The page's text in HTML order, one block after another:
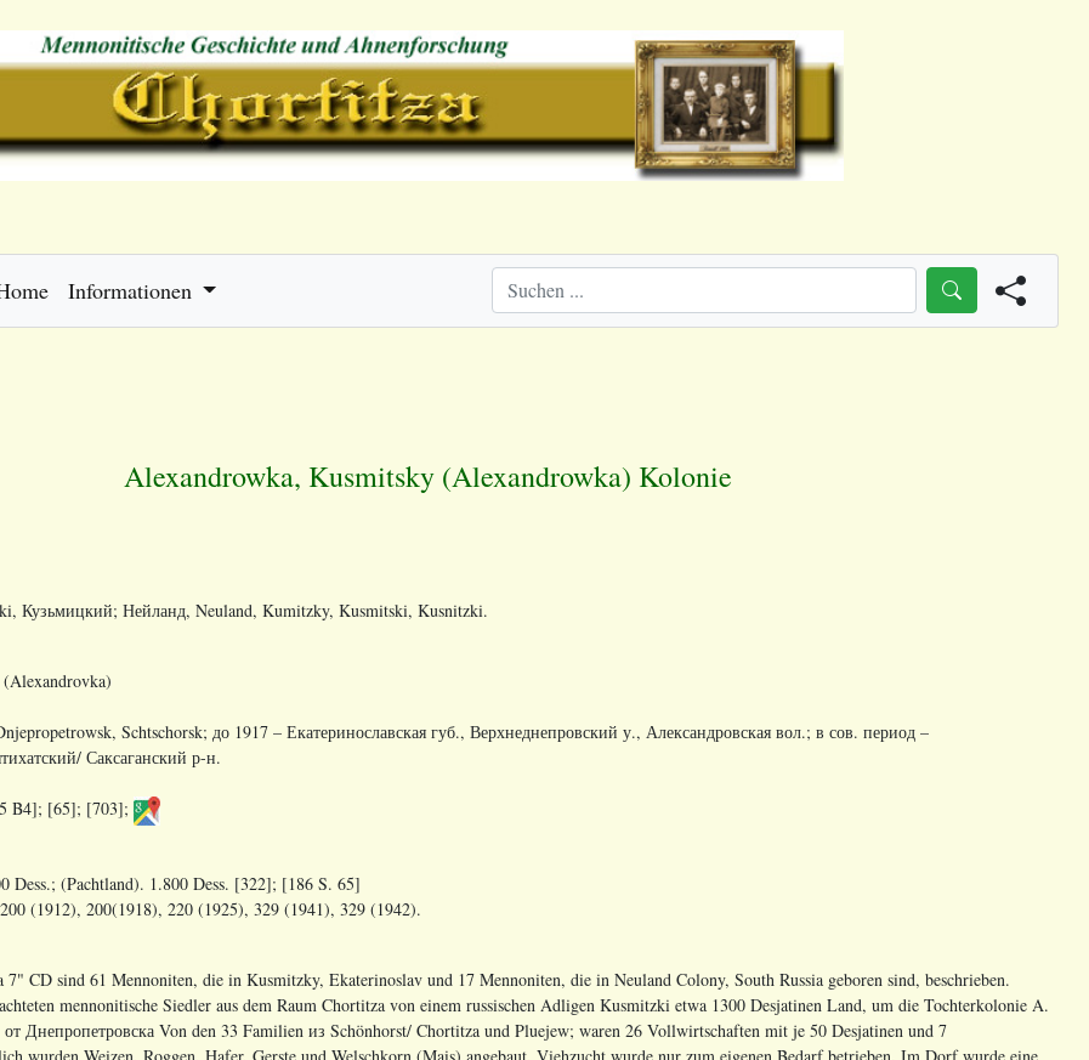
Informationen
Alexandrowka, Kusmitsky (Alexandrowka) Kolonie
Кузьмицкий; Нейланд, Neuland, Kumitzky, Kusmitski, Kusnitzki.
, Schtschorsk; до 1917 – Екатеринославская губ., Верхнеднепровский у., Александровская вол.; в сов. период –
Саксаганский р-н.
B4]; [65]; [703];
Dess.; (Pachtland). 1.800 Dess. [322]; [186 S. 65]
(1912), 200(1918), 220 (1925), 329 (1941), 329 (1942).
7" CD sind 61 Mennoniten, die in Kusmitzky, Ekaterinoslav und 17 Mennoniten, die in Neuland Colony, South Russia geboren sind, beschrieben.
mennonitische Siedler aus dem Raum Chortitza von einem russischen Adligen Kusmitzki etwa 1300 Desjatinen Land, um die Tochterkolonie A.
от Днепропетровска Von den 33 Familien из Schönhorst/ Chortitza und Pluejew; waren 26 Vollwirtschaften mit je 50 Desjatinen und 7